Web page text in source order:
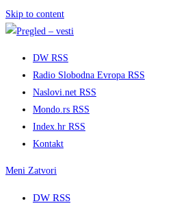
Skip to content
DW RSS
Radio Slobodna Evropa RSS
Naslovi.net RSS
Mondo.rs RSS
Index.hr RSS
Kontakt
Meni Zatvori
DW RSS